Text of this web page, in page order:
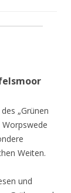
„Grünen
Worpswede
Weiten.
und